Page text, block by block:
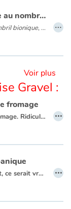
Super-Lulu dans La femme au nombril bionique
bionique, dont le nombril peut émettre des rayons lumineux, ce qui lui servira lors de la capture du célèbre Super-Méchant. …
Voir plus
Gravel :
fromage
Super-Momo change l'eau en fromage. Ridicule ? Pas vraiment, quand on veut sauver quelqu'un qui se noie ! Une parodie pleine d'humour du monde des superhéros chers aux petits. …
Super-Méchant comme président, ce serait vraiment une chose terrible. Mais que faire avec toute cette foule hypnotisée prête à voter pour lui ? par chance, Super-Nini, la super ventripetiste, est déterminée à s'en occuper.
…